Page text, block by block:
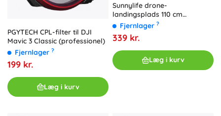
PGYTECH CPL-filter til DJI
Mavic 3 Classic (professionel)
Fjernlager ?
199 kr.
Læg i kurv
Sunnylife drone-
landingsplads 110 cm
sekskantet vandtæt
Fjernlager ?
339 kr.
Læg i kurv